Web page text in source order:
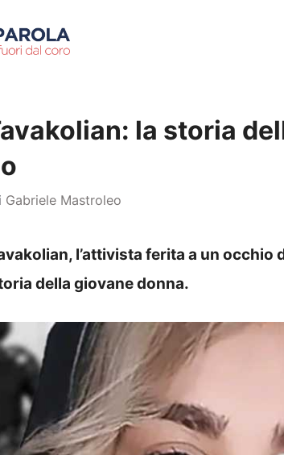
la storia
Gabriele Mastroleo
l’attivista ferita a un occhio
della giovane donna.